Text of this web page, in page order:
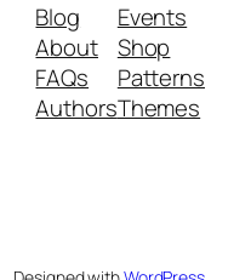
Blog
About
FAQs
Authors
Events
Shop
Patterns
Themes